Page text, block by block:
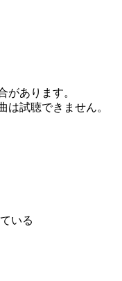
あります。
試聴できません。
いる